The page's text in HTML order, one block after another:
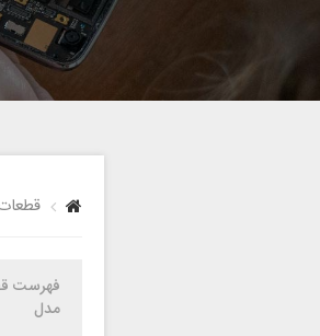
فهرست
مدل